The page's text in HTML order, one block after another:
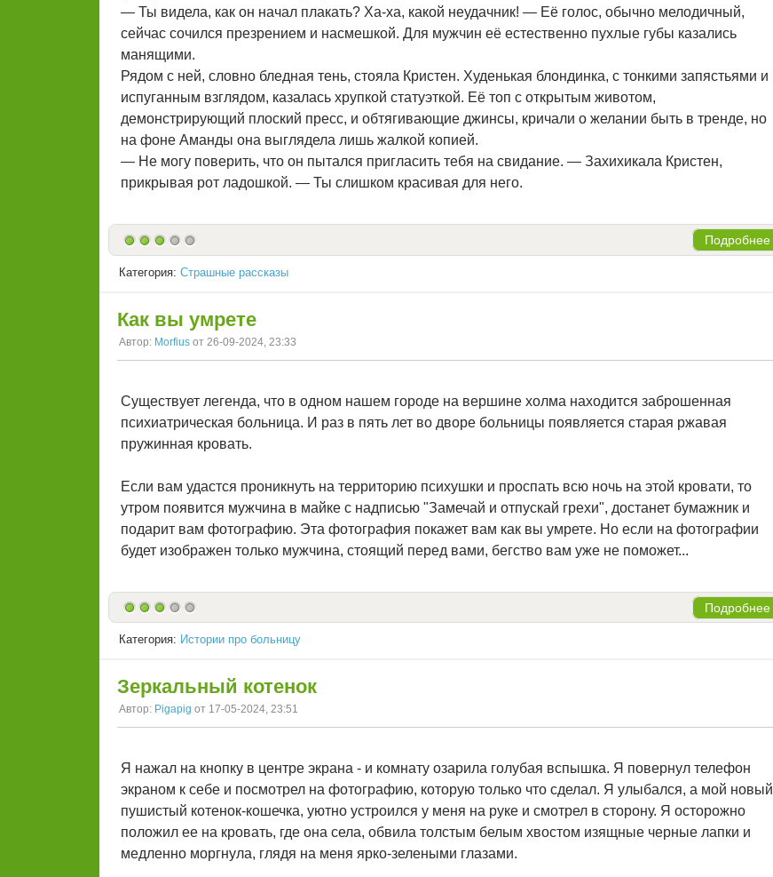
— Ты видела, как он начал плакать? Ха-ха, какой неудачник! — Её голос, обычно мелодичный,
сейчас сочился презрением и насмешкой. Для мужчин её естественно пухлые губы казались
манящими.
Рядом с ней, словно бледная тень, стояла Кристен. Худенькая блондинка, с тонкими запястьями и
испуганным взглядом, казалась хрупкой статуэткой. Её топ с открытым животом,
демонстрирующий плоский пресс, и обтягивающие джинсы, кричали о желании быть в тренде, но
на фоне Аманды она выглядела лишь жалкой копией.
— Не могу поверить, что он пытался пригласить тебя на свидание. — Захихикала Кристен,
прикрывая рот ладошкой. — Ты слишком красивая для него.
Подробнее
Категория: Страшные рассказы
Как вы умрете
Автор: Morfius от 26-09-2024, 23:33
Существует легенда, что в одном нашем городе на вершине холма находится заброшенная
психиатрическая больница. И раз в пять лет во дворе больницы появляется старая ржавая
пружинная кровать.
Если вам удастся проникнуть на территорию психушки и проспать всю ночь на этой кровати, то
утром появится мужчина в майке с надписью "Замечай и отпускай грехи", достанет бумажник и
подарит вам фотографию. Эта фотография покажет вам как вы умрете. Но если на фотографии
будет изображен только мужчина, стоящий перед вами, бегство вам уже не поможет...
Подробнее
Категория: Истории про больницу
Зеркальный котенок
Автор: Pigapig от 17-05-2024, 23:51
Я нажал на кнопку в центре экрана - и комнату озарила голубая вспышка. Я повернул телефон
экраном к себе и посмотрел на фотографию, которую только что сделал. Я улыбался, а мой новый
пушистый котенок-кошечка, уютно устроился у меня на руке и смотрел в сторону. Я осторожно
положил ее на кровать, где она села, обвила толстым белым хвостом изящные черные лапки и
медленно моргнула, глядя на меня ярко-зелеными глазами.